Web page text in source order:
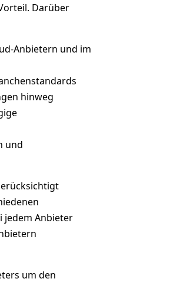
Darüber
Anbietern und im
hinweg
und
jedem Anbieter
um den